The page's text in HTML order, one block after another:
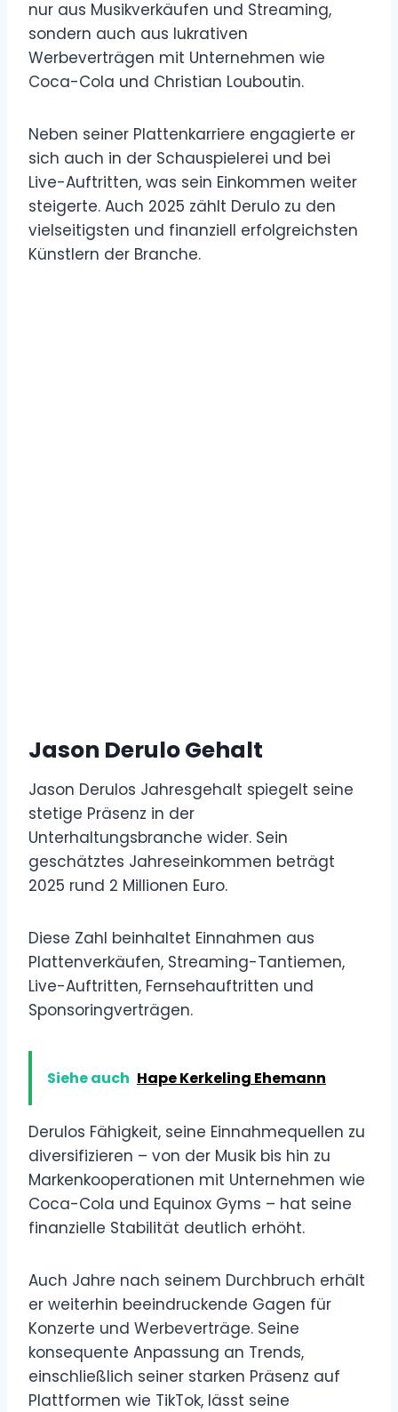
nur aus Musikverkäufen und Streaming,
sondern auch aus lukrativen
Werbeverträgen mit Unternehmen wie
Coca-Cola und Christian Louboutin.
Neben seiner Plattenkarriere engagierte er
sich auch in der Schauspielerei und bei
Live-Auftritten, was sein Einkommen weiter
steigerte. Auch 2025 zählt Derulo zu den
vielseitigsten und finanziell erfolgreichsten
Künstlern der Branche.
Jason Derulo Gehalt
Jason Derulos Jahresgehalt spiegelt seine
stetige Präsenz in der
Unterhaltungsbranche wider. Sein
geschätztes Jahreseinkommen beträgt
2025 rund 2 Millionen Euro.
Diese Zahl beinhaltet Einnahmen aus
Plattenverkäufen, Streaming-Tantiemen,
Live-Auftritten, Fernsehauftritten und
Sponsoringverträgen.
Siehe auch Hape Kerkeling Ehemann
Derulos Fähigkeit, seine Einnahmequellen zu
diversifizieren – von der Musik bis hin zu
Markenkooperationen mit Unternehmen wie
Coca-Cola und Equinox Gyms – hat seine
finanzielle Stabilität deutlich erhöht.
Auch Jahre nach seinem Durchbruch erhält
er weiterhin beeindruckende Gagen für
Konzerte und Werbeverträge. Seine
konsequente Anpassung an Trends,
einschließlich seiner starken Präsenz auf
Plattformen wie TikTok, lässt seine